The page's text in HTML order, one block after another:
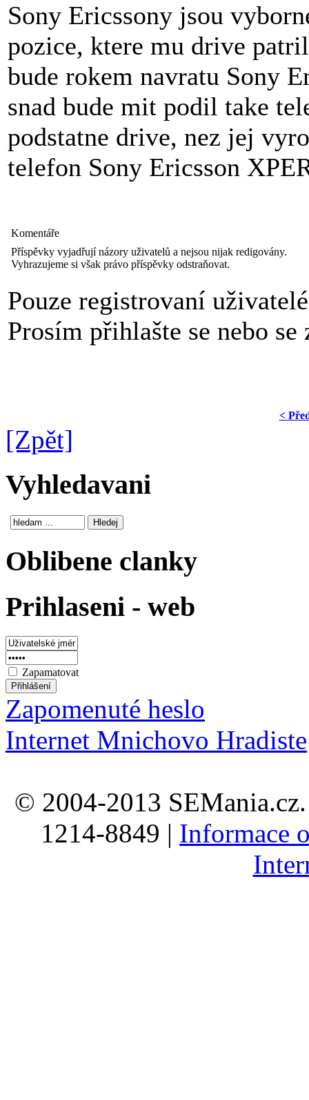
Sony Ericssony jsou
pozice, ktere mu drive
bude rokem navratu Sony
snad bude mit podil take
podstatne drive, nez jej
telefon Sony Ericsson
Komentáře
Příspěvky vyjadřují názory uživatelů a nejsou nijak redigovány.
Vyhrazujeme si však právo příspěvky odstraňovat.
Pouze registrovaní
Prosím přihlašte se nebo
<
[Zpět]
Vyhledavani
Oblibene clanky
Prihlaseni - web
Zapamatovat
Zapomenuté heslo
Internet Mnichovo Hradiste
© 2004-2013
1214-8849 | Informace